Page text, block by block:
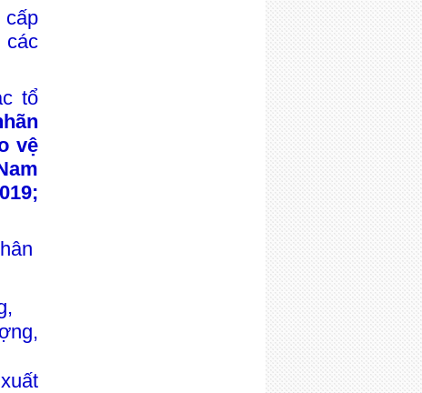
cấp
các
tổ
vệ